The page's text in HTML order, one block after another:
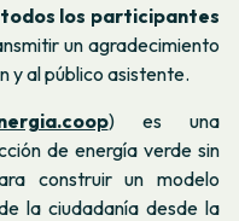
los participantes
un agradecimiento
y al público asistente.
) es una
de energía verde sin
construir un modelo
la ciudadanía desde la